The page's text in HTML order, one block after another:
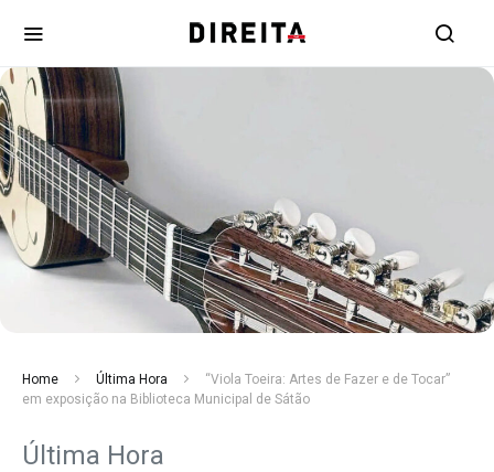
Home Última Hora
“Viola Toeira: Artes de Fazer e de Tocar”
em exposição na Biblioteca Municipal de Sátão
Última Hora